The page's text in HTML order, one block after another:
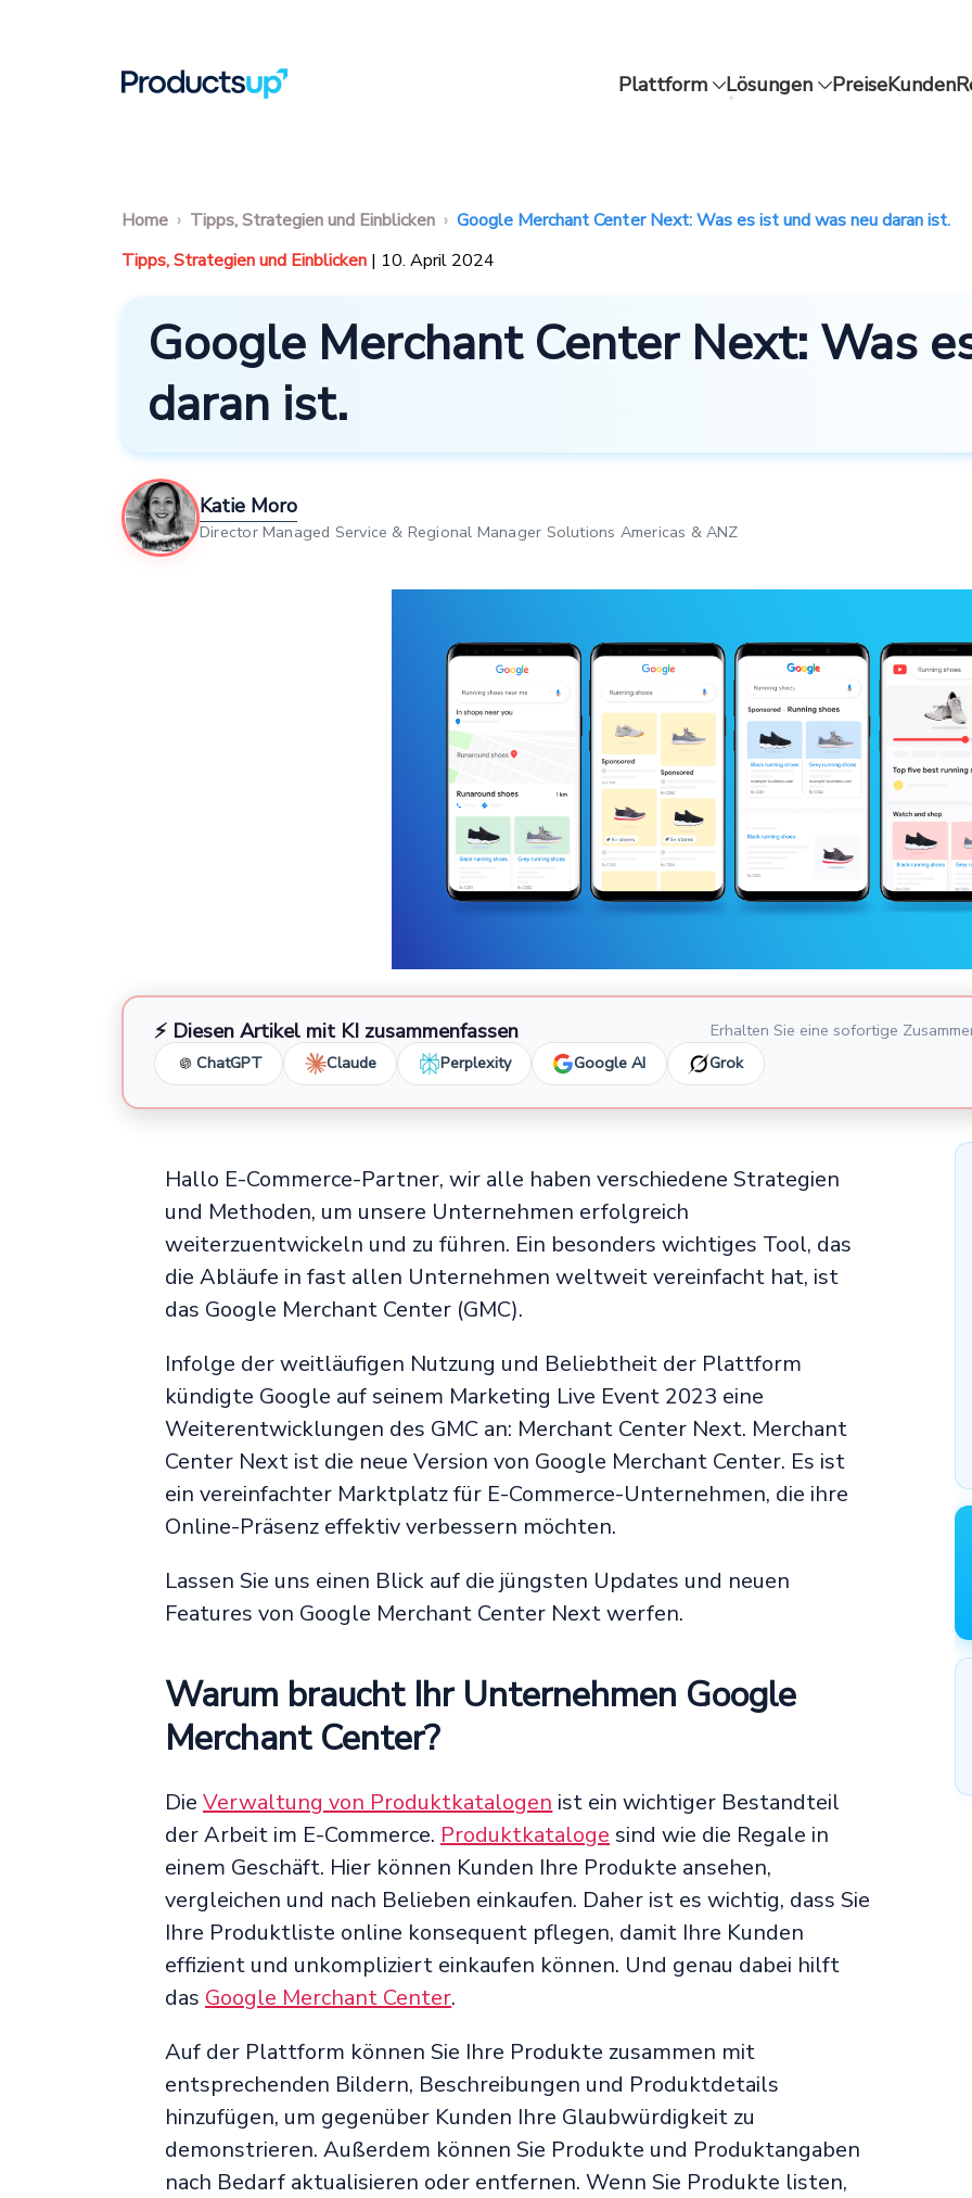
Plattform Lösungen PreiseKunden
Home Tipps, Strategien und Einblicken
Google Merchant Center Next: Was es ist und was neu daran ist.
Tipps, Strategien und Einblicken | 10. April 2024
Google Merchant Center Next: Was
daran ist.
Katie Moro
Director Managed Service & Regional Manager Solutions Americas & ANZ
⚡ Diesen Artikel mit KI zusammenfassen
Erhalten Sie eine sofortige
ChatGPT
Claude Perplexity Google AI Grok
Hallo E-Commerce-Partner, wir alle haben verschiedene Strategien
und Methoden, um unsere Unternehmen erfolgreich
weiterzuentwickeln und zu führen. Ein besonders wichtiges Tool, das
die Abläufe in fast allen Unternehmen weltweit vereinfacht hat, ist
das Google Merchant Center (GMC).
Infolge der weitläufigen Nutzung und Beliebtheit der Plattform
kündigte Google auf seinem Marketing Live Event 2023 eine
Weiterentwicklungen des GMC an: Merchant Center Next. Merchant
Center Next ist die neue Version von Google Merchant Center. Es ist
ein vereinfachter Marktplatz für E-Commerce-Unternehmen, die ihre
Online-Präsenz effektiv verbessern möchten.
Lassen Sie uns einen Blick auf die jüngsten Updates und neuen
Features von Google Merchant Center Next werfen.
Warum braucht Ihr Unternehmen Google
Merchant Center?
Die Verwaltung von Produktkatalogen ist ein wichtiger Bestandteil
der Arbeit im E-Commerce. Produktkataloge sind wie die Regale in
einem Geschäft. Hier können Kunden Ihre Produkte ansehen,
vergleichen und nach Belieben einkaufen. Daher ist es wichtig, dass Sie
Ihre Produktliste online konsequent pflegen, damit Ihre Kunden
effizient und unkompliziert einkaufen können. Und genau dabei hilft
das Google Merchant Center.
Auf der Plattform können Sie Ihre Produkte zusammen mit
entsprechenden Bildern, Beschreibungen und Produktdetails
hinzufügen, um gegenüber Kunden Ihre Glaubwürdigkeit zu
demonstrieren. Außerdem können Sie Produkte und Produktangaben
nach Bedarf aktualisieren oder entfernen. Wenn Sie Produkte listen,